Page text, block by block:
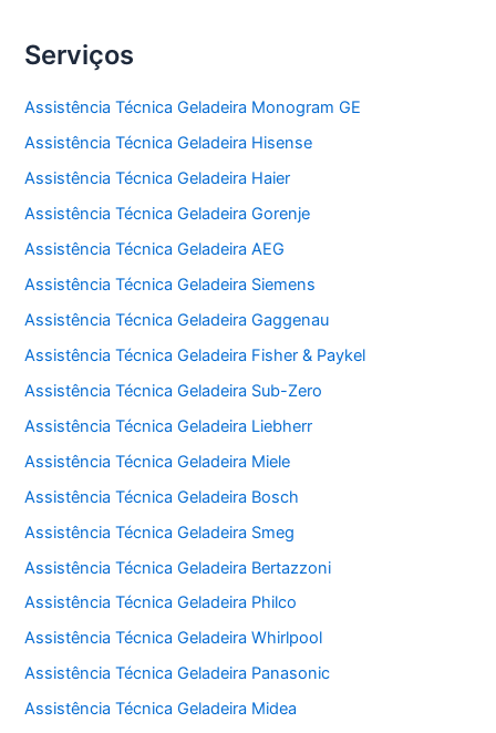
Serviços
Assistência Técnica Geladeira Monogram GE
Assistência Técnica Geladeira Hisense
Assistência Técnica Geladeira Haier
Assistência Técnica Geladeira Gorenje
Assistência Técnica Geladeira AEG
Assistência Técnica Geladeira Siemens
Assistência Técnica Geladeira Gaggenau
Assistência Técnica Geladeira Fisher & Paykel
Assistência Técnica Geladeira Sub-Zero
Assistência Técnica Geladeira Liebherr
Assistência Técnica Geladeira Miele
Assistência Técnica Geladeira Bosch
Assistência Técnica Geladeira Smeg
Assistência Técnica Geladeira Bertazzoni
Assistência Técnica Geladeira Philco
Assistência Técnica Geladeira Whirlpool
Assistência Técnica Geladeira Panasonic
Assistência Técnica Geladeira Midea